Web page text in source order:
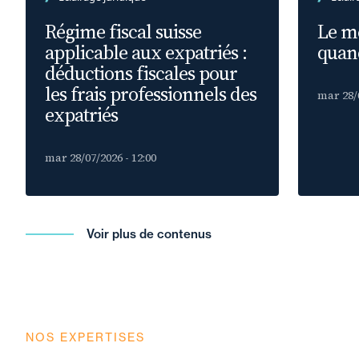
Régime fiscal suisse
applicable aux expatriés :
déductions fiscales pour
les frais professionnels des
expatriés
mar 28/07/2026 - 12:00
Le
mar 28/
Voir plus de contenus
NOS EXPERTISES